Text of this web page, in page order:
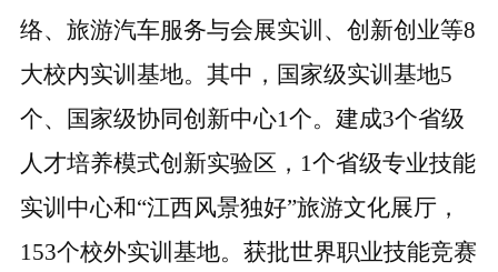
络、旅游汽车服务与会展实训、创新创业等8
大校内实训基地。其中，国家级实训基地5
个、国家级协同创新中心1个。建成3个省级
人才培养模式创新实验区，1个省级专业技能
实训中心和“江西风景独好”旅游文化展厅，
153个校外实训基地。获批世界职业技能竞赛